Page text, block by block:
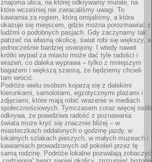
znajoma ulica, na której odkrywamy murale, na
które wcześniej nie zwracaliśmy uwagi. To
kawiarnia za rogiem, którą omijaliśmy, a która
okazuje się miejscem, gdzie można porozmawiać z
ludźmi o podobnych pasjach. Gdy zaczynamy tak
patrzeć na własną okolicę, świat robi się większy, a
jednocześnie bardziej oswojony. I wtedy nawet
krótki wypad za miasto może dać tyle radości i
wrażeń, co daleka wyprawa – tylko z mniejszym
bagażem i większą szansą, że będziemy chcieli
tam wrócić.
Podróże wielu osobom kojarzą się z dalekimi
kierunkami, samolotami, egzotycznymi plażami i
zdjęciami, które mają robić wrażenie w mediach
społecznościowych. Tymczasem coraz więcej osób
odkrywa, że prawdziwa radość z poznawania
świata może kryć się znacznie bliżej – w
miasteczkach oddalonych o godzinę jazdy, w
lokalnych szlakach pieszych, w małych muzeach i
kawiarniach prowadzonych od pokoleń przez tę
samą rodzinę. Podróże lokalne pozwalają zobaczyć